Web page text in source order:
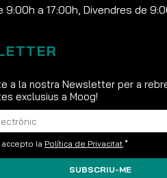
a 17:00h, Divendres de
a la nostra Newsletter per a
exclusius a Moog!
la Política de Privacitat .*
SUBSCRIU-ME